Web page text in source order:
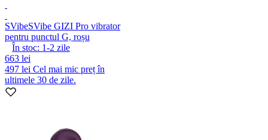
SVibeSVibe GIZI Pro vibrator
pentru punctul G, roșu
În stoc: 1-2 zile
663 lei
497 lei Cel mai mic preț în
ultimele 30 de zile.